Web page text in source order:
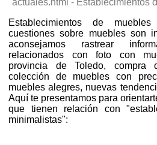
Establecimientos de
cuestiones sobre muebles son
aconsejamos rastrear
relacionados con foto con
provincia de Toledo, compra
colección de muebles con
muebles alegres, nuevas
Aquí te presentamos para
que tienen relación con
minimalistas":